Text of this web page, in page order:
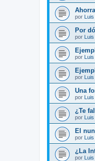
por Luis
Por
por Luis
por Luis
por Luis
Una
por Luis
¿Te
por Luis
El
por Luis
¿La
por Luis